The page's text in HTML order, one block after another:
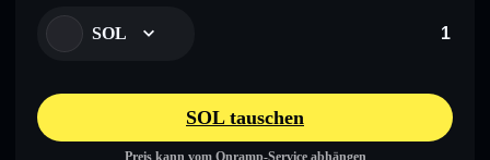
SOL
SOL tauschen
Preis kann vom Onramp-Service abhängen